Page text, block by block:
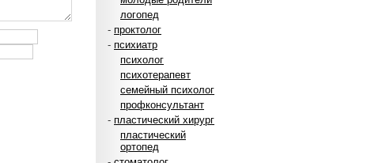
логопед
- проктолог
- психиатр
психолог
психотерапевт
семейный психолог
профконсультант
- пластический хирург
пластический
ортопед